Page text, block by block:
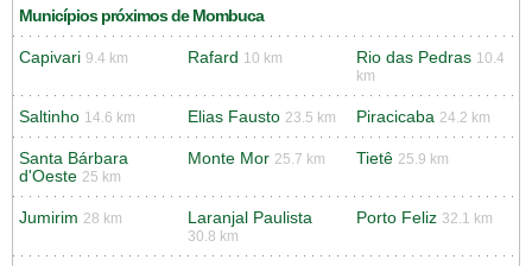
Municípios próximos de Mombuca
Capivari 9.4 km Rafard 10 km Rio das Pedras 10.4
km
Saltinho 14.6 km Elias Fausto 23.5 km Piracicaba 24.2 km
Santa Bárbara
d'Oeste 25 km
Monte Mor 25.7 km Tietê 25.9 km
Jumirim 28 km Laranjal Paulista
30.8 km
Porto Feliz 32.1 km